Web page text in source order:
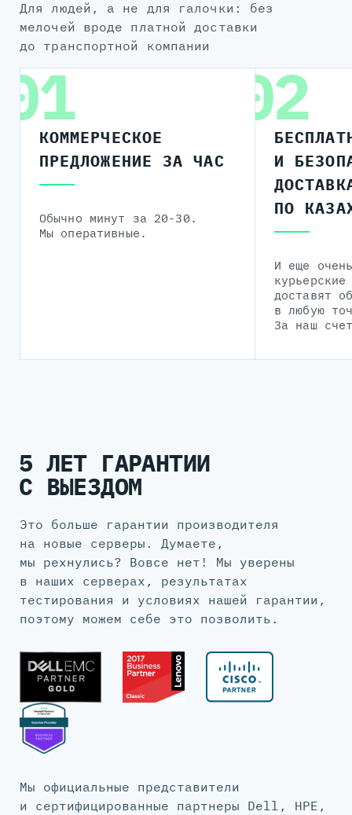
для людей, а не для галочки: без
мелочей вроде платной доставки
до транспортной компании
01
КОММЕРЧЕСКОЕ
ПРЕДЛОЖЕНИЕ ЗА ЧАС
Обычно минут за 20-30.
Мы оперативные.
02
И
ПО
И еще
доставят
в любую
За наш
5 ЛЕТ ГАРАНТИИ
С ВЫЕЗДОМ
Это больше гарантии производителя
на новые серверы. Думаете,
мы рехнулись? Вовсе нет! Мы уверены
в наших серверах, результатах
тестирования и условиях нашей гарантии,
поэтому можем себе это позволить.
Мы официальные представители
и сертифицированные партнеры Dell, HPE,